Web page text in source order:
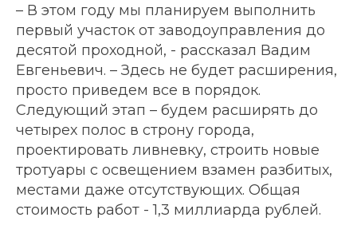
– В этом году мы планируем выполнить
первый участок от заводоуправления до
десятой проходной, - рассказал Вадим
Евгеньевич. – Здесь не будет расширения,
просто приведем все в порядок.
Следующий этап – будем расширять до
четырех полос в строну города,
проектировать ливневку, строить новые
тротуары с освещением взамен разбитых,
местами даже отсутствующих. Общая
стоимость работ - 1,3 миллиарда рублей.